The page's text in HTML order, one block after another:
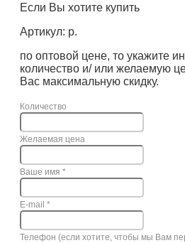
Если Вы хотите купить
Артикул: р.
по оптовой цене, то укажите
количество и/ или желаемую
Вас максимальную скидку.
Количество
Желаемая цена
Ваше имя *
E-mail *
Телефон (если хотите, чтобы мы Вам